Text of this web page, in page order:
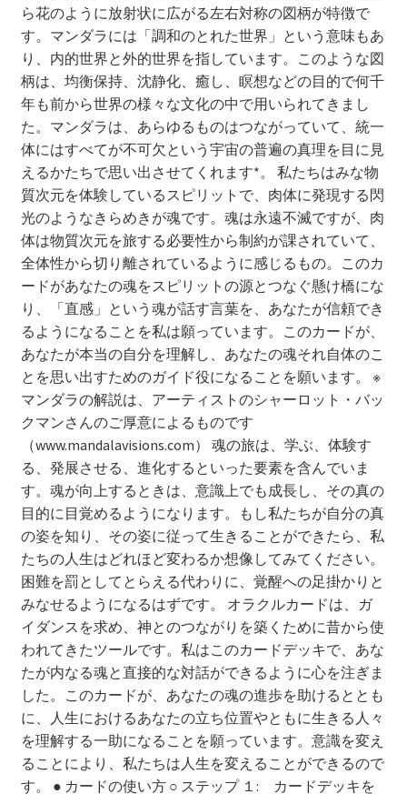
サブスクコース（プレミアムプラン）開始のお知らせ
サンプルリーディングキャンペーン
スプレッド投票キャンペーン
セール投票キャンペーン
プライバシーポリシー
プレキャン前提案
プレミアムプランについて
プレミアムプランの解約について
プレミアムプランの解約について(android)
利用規約
流用パターン1（カード紹介）
流用パターン2（ワーク紹介）
流用パターン3（読み物コンテンツ）
特定商取引法に基づく表記
ら花のように放射状に広がる左右対称の図柄が特徴で
す。マンダラには「調和のとれた世界」という意味もあ
り、内的世界と外的世界を指しています。このような図
柄は、均衡保持、沈静化、癒し、瞑想などの目的で何千
年も前から世界の様々な文化の中で用いられてきまし
た。マンダラは、あらゆるものはつながっていて、統一
体にはすべてが不可欠という宇宙の普遍の真理を目に見
えるかたちで思い出させてくれます*。 私たちはみな物
質次元を体験しているスピリットで、肉体に発現する閃
光のようなきらめきが魂です。魂は永遠不滅ですが、肉
体は物質次元を旅する必要性から制約が課されていて、
全体性から切り離されているように感じるもの。このカ
ードがあなたの魂をスピリットの源とつなぐ懸け橋にな
り、「直感」という魂が話す言葉を、あなたが信頼でき
るようになることを私は願っています。このカードが、
あなたが本当の自分を理解し、あなたの魂それ自体のこ
とを思い出すためのガイド役になることを願います。 ※
マンダラの解説は、アーティストのシャーロット・バッ
クマンさんのご厚意によるものです
（www.mandalavisions.com） 魂の旅は、学ぶ、体験す
る、発展させる、進化するといった要素を含んでいま
す。魂が向上するときは、意識上でも成長し、その真の
目的に目覚めるようになります。もし私たちが自分の真
の姿を知り、その姿に従って生きることができたら、私
たちの人生はどれほど変わるか想像してみてください。
困難を罰としてとらえる代わりに、覚醒への足掛かりと
みなせるようになるはずです。 オラクルカードは、ガ
イダンスを求め、神とのつながりを築くために昔から使
われてきたツールです。私はこのカードデッキで、あな
たが内なる魂と直接的な対話ができるように心を注ぎま
した。このカードが、あなたの魂の進歩を助けるととも
に、人生におけるあなたの立ち位置やともに生きる人々
を理解する一助になることを願っています。意識を変え
ることにより、私たちは人生を変えることができるので
す。 ● カードの使い方 ○ ステップ １: カードデッキを